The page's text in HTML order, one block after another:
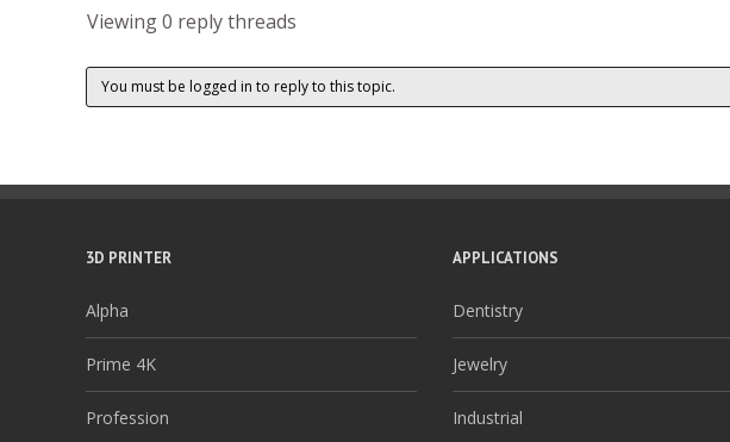
Viewing 0 reply threads
You must be logged in to reply to this topic.
3D PRINTER
Alpha
Prime 4K
Profession
APPLICATIONS
Dentistry
Jewelry
Industrial